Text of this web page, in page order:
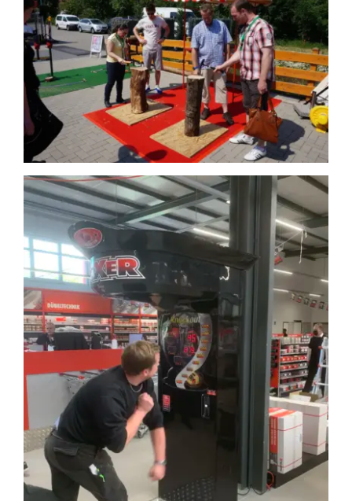
Suche
nach: Kettenflieger
Bayerische Spiele